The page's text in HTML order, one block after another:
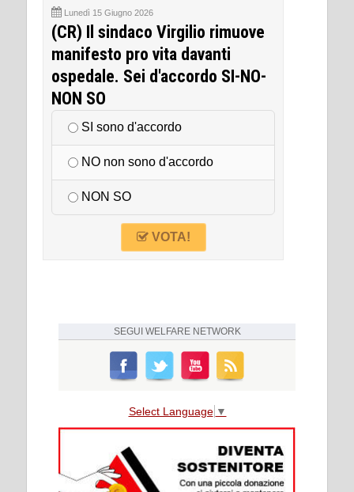
Lunedì 15 Giugno 2026
(CR) Il sindaco Virgilio rimuove
manifesto pro vita davanti
ospedale. Sei d'accordo SI-NO-
NON SO
SI sono d'accordo
NO non sono d'accordo
NON SO
VOTA!
SEGUI WELFARE NETWORK
Select Language ▼